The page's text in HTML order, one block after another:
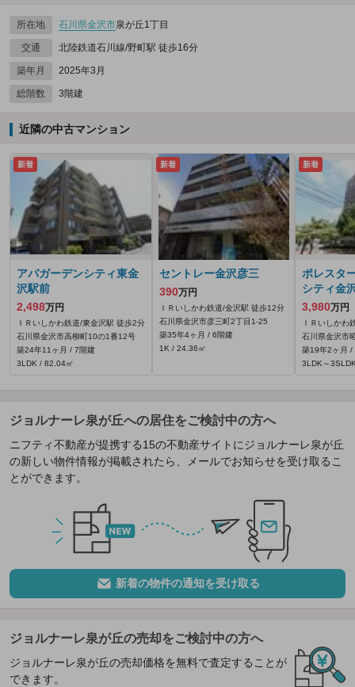
所在地 石川県金沢市泉が丘1丁目
交通 北陸鉄道石川線/野町駅 徒歩16分
築年月 2025年3月
総階数 3階建
近隣の中古マンション
新着
アパガーデンシティ東金
沢駅前
2,498万円
ＩＲいしかわ鉄道/東金沢駅 徒歩2分
石川県金沢市高柳町10の1番12号
築24年11ヶ月 / 7階建
3LDK / 82.04㎡
新着
セントレー金沢彦三
390万円
ＩＲいしかわ鉄道/金沢駅 徒歩12分
石川県金沢市彦三町2丁目1-25
築35年4ヶ月 / 6階建
1K / 24.36㎡
新着
ポレスタ
シティ金
3,980万円
ＩＲいしかわ
石川県金沢市
築19年2ヶ月 /
3LDK～
ジョルナーレ泉が丘への居住をご検討中の方へ
ニフティ不動産が提携する15の不動産サイトにジョルナーレ泉が丘
の新しい物件情報が掲載されたら、メールでお知らせを受け取るこ
とができます。
新着の物件の通知を受け取る
ジョルナーレ泉が丘の売却をご検討中の方へ
ジョルナーレ泉が丘の売却価格を無料で査定することが
できます。